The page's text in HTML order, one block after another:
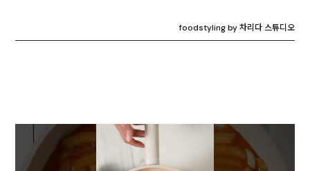
foodstyling by 차리다 스튜디오